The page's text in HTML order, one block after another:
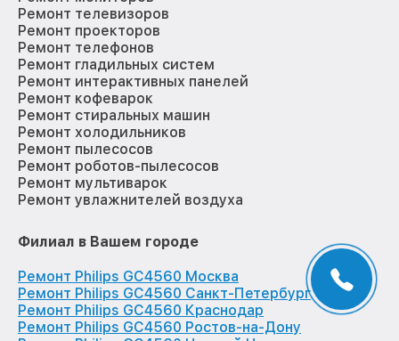
Ремонт телевизоров
Ремонт проекторов
Ремонт телефонов
Ремонт гладильных систем
Ремонт интерактивных панелей
Ремонт кофеварок
Ремонт стиральных машин
Ремонт холодильников
Ремонт пылесосов
Ремонт роботов-пылесосов
Ремонт мультиварок
Ремонт увлажнителей воздуха
Филиал в Вашем городе
Ремонт Philips GC4560 Москва
Ремонт Philips GC4560 Санкт-Петербург
Ремонт Philips GC4560 Краснодар
Ремонт Philips GC4560 Ростов-на-Дону